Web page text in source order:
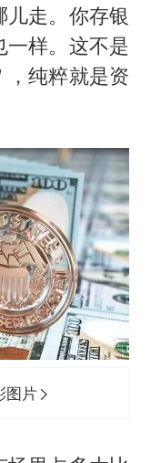
走。你存银
样。这不是
纯粹就是资
图片